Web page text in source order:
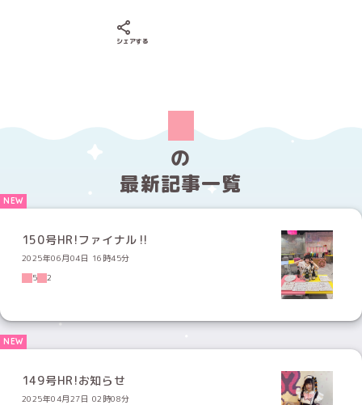
シェアする
の
最新記事一覧
150号HR!ファイナル‼️
2025年06月04日 16時45分
5
2
149号HR!お知らせ
2025年04月27日 02時08分